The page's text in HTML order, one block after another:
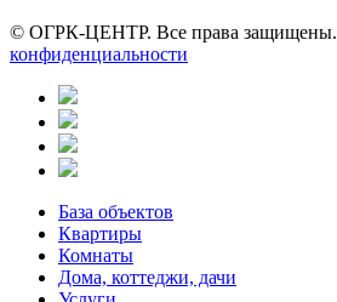
© ОГРК-ЦЕНТР. Все права защищены.
конфиденциальности
База объектов
Квартиры
Комнаты
Дома, коттеджи, дачи